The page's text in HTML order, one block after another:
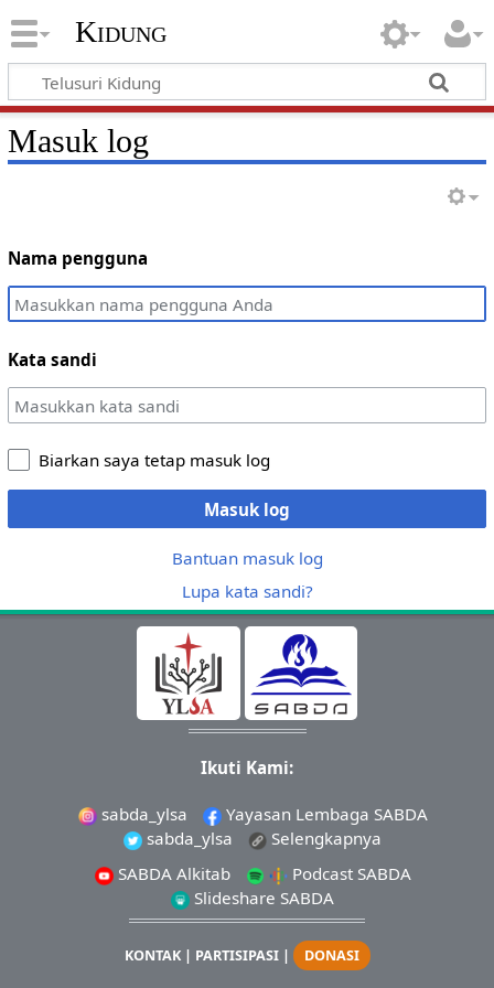
Kidung
Masuk log
Nama pengguna
Kata sandi
Biarkan saya tetap masuk log
Masuk log
Bantuan masuk log
Lupa kata sandi?
Ikuti Kami:
sabda_ylsa
Yayasan Lembaga SABDA
sabda_ylsa
Selengkapnya
SABDA Alkitab
Podcast SABDA
Slideshare SABDA
KONTAK| PARTISIPASI| DONASI